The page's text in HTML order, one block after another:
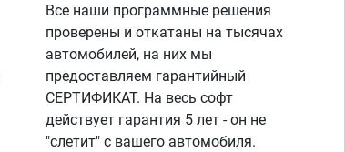
Все наши программные решения
проверены и откатаны на тысячах
автомобилей, на них мы
предоставляем гарантийный
СЕРТИФИКАТ. На весь софт
действует гарантия 5 лет - он не
"слетит" с вашего автомобиля.